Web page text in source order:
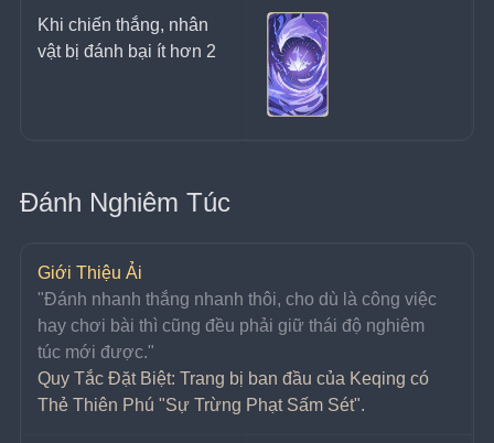
Khi chiến thắng, nhân
vật bị đánh bại ít hơn 2
Đánh Nghiêm Túc
Giới Thiệu Ải
"Đánh nhanh thắng nhanh thôi, cho dù là công việc
hay chơi bài thì cũng đều phải giữ thái độ nghiêm
túc mới được."
Quy Tắc Đặt Biệt: Trang bị ban đầu của Keqing có
Thẻ Thiên Phú "Sự Trừng Phạt Sấm Sét".